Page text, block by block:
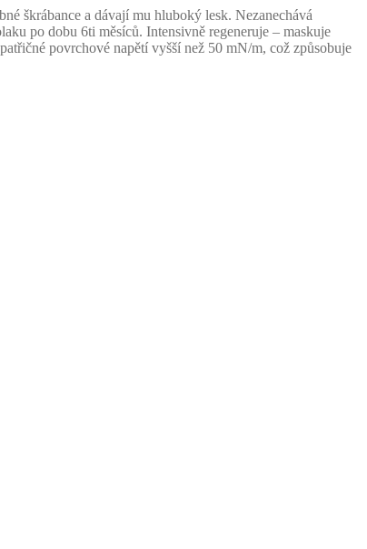
škrábance a dávají mu hluboký lesk. Nezanechává
po dobu 6ti měsíců. Intensivně regeneruje – maskuje
povrchové napětí vyšší než 50 mN/m, což způsobuje